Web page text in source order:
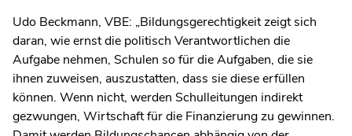
Udo Beckmann, VBE: „Bildungsgerechtigkeit zeigt sich
daran, wie ernst die politisch Verantwortlichen die
Aufgabe nehmen, Schulen so für die Aufgaben, die sie
ihnen zuweisen, auszustatten, dass sie diese erfüllen
können. Wenn nicht, werden Schulleitungen indirekt
gezwungen, Wirtschaft für die Finanzierung zu gewinnen.